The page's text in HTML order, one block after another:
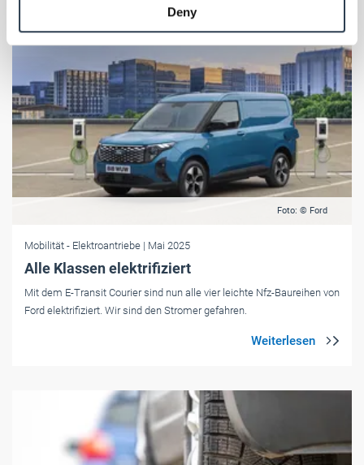
Weitere Informationen:Impressum Datenschutz
Deny
Foto: © Ford
Mobilität - Elektroantriebe | Mai 2025
Alle Klassen elektrifiziert
Mit dem E-Transit Courier sind nun alle vier leichte Nfz-Baureihen von
Ford elektrifiziert. Wir sind den Stromer gefahren.